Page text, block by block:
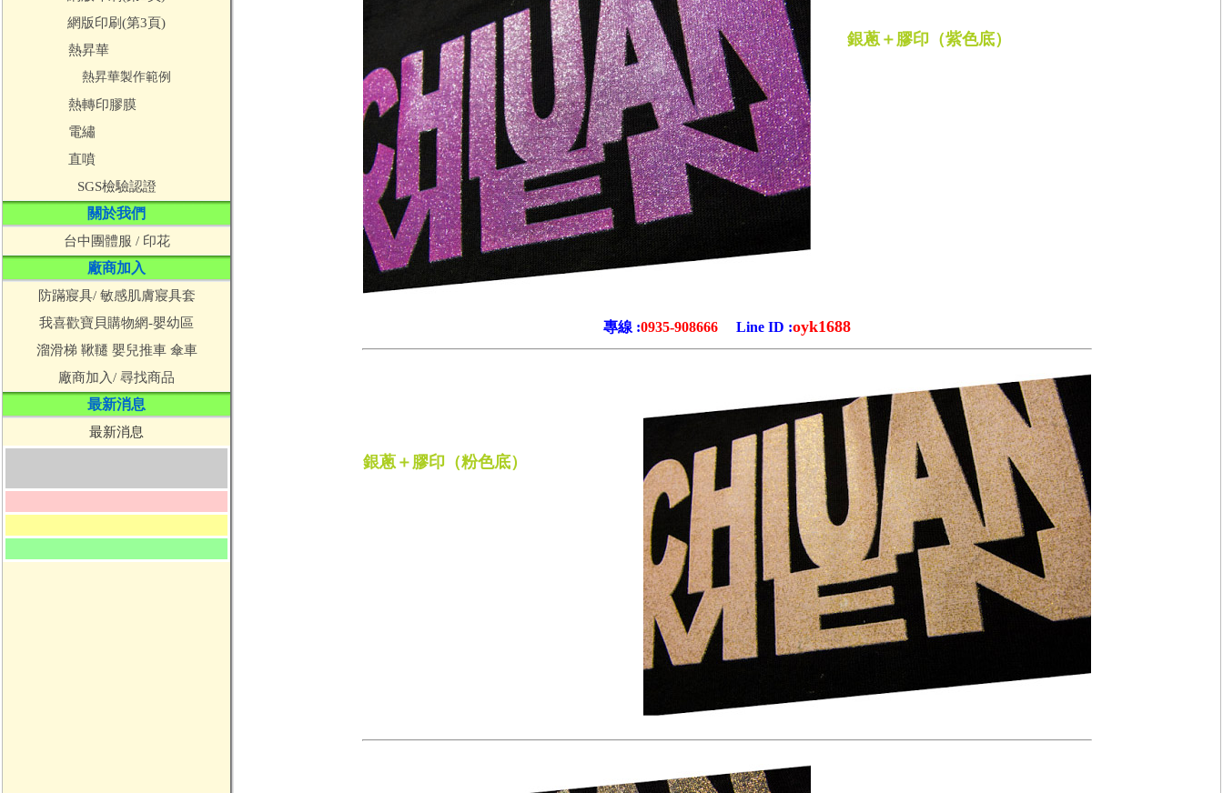
網版印刷(第3頁)
熱昇華
熱昇華製作範例
熱轉印膠膜
電繡
直噴
SGS檢驗認證
關於我們
台中團體服 / 印花
廠商加入
防蹣寢具/ 敏感肌膚寢具套
我喜歡寶貝購物網-嬰幼區
溜滑梯 鞦韆 嬰兒推車 傘車
廠商加入/ 尋找商品
最新消息
最新消息
銀蔥＋膠印（紫色底）
專線 :0935-908666 Line ID :oyk1688
銀蔥＋膠印（粉色底）